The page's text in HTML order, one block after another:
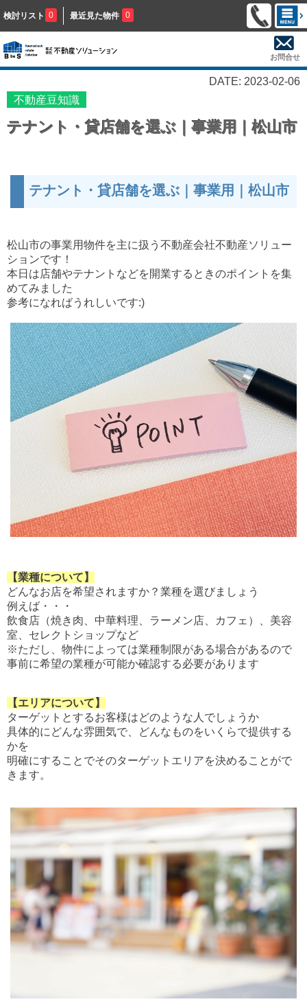
検討リスト 0 最近見た物件 0
お問合せ
DATE: 2023-02-06
不動産豆知識
テナント・貸店舗を選ぶ｜事業用｜松山市
テナント・貸店舗を選ぶ｜事業用｜松山市
松山市の事業用物件を主に扱う不動産会社不動産ソリュー
ションです！
本日は店舗やテナントなどを開業するときのポイントを集
めてみました
参考になればうれしいです:)
【業種について】
どんなお店を希望されますか？業種を選びましょう
例えば・・・
飲食店（焼き肉、中華料理、ラーメン店、カフェ）、美容
室、セレクトショップなど
※ただし、物件によっては業種制限がある場合があるので
事前に希望の業種が可能か確認する必要があります
【エリアについて】
ターゲットとするお客様はどのような人でしょうか
具体的にどんな雰囲気で、どんなものをいくらで提供する
かを
明確にすることでそのターゲットエリアを決めることがで
きます。